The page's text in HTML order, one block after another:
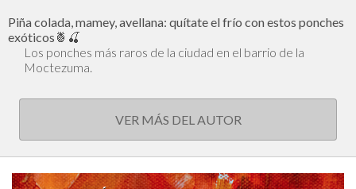
Piña colada, mamey, avellana: quítate el frío con estos ponches
exóticos🍍🍒
Los ponches más raros de la ciudad en el barrio de la
Moctezuma.
VER MÁS DEL AUTOR